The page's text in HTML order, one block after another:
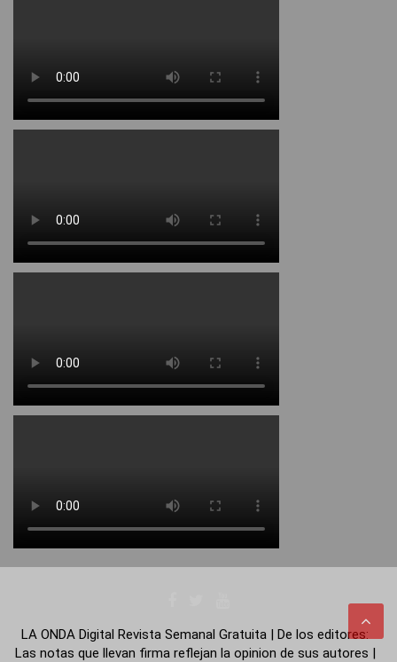
LA ONDA Digital Revista Semanal Gratuita | De los editores:
Las notas que llevan firma reflejan la opinion de sus autores |